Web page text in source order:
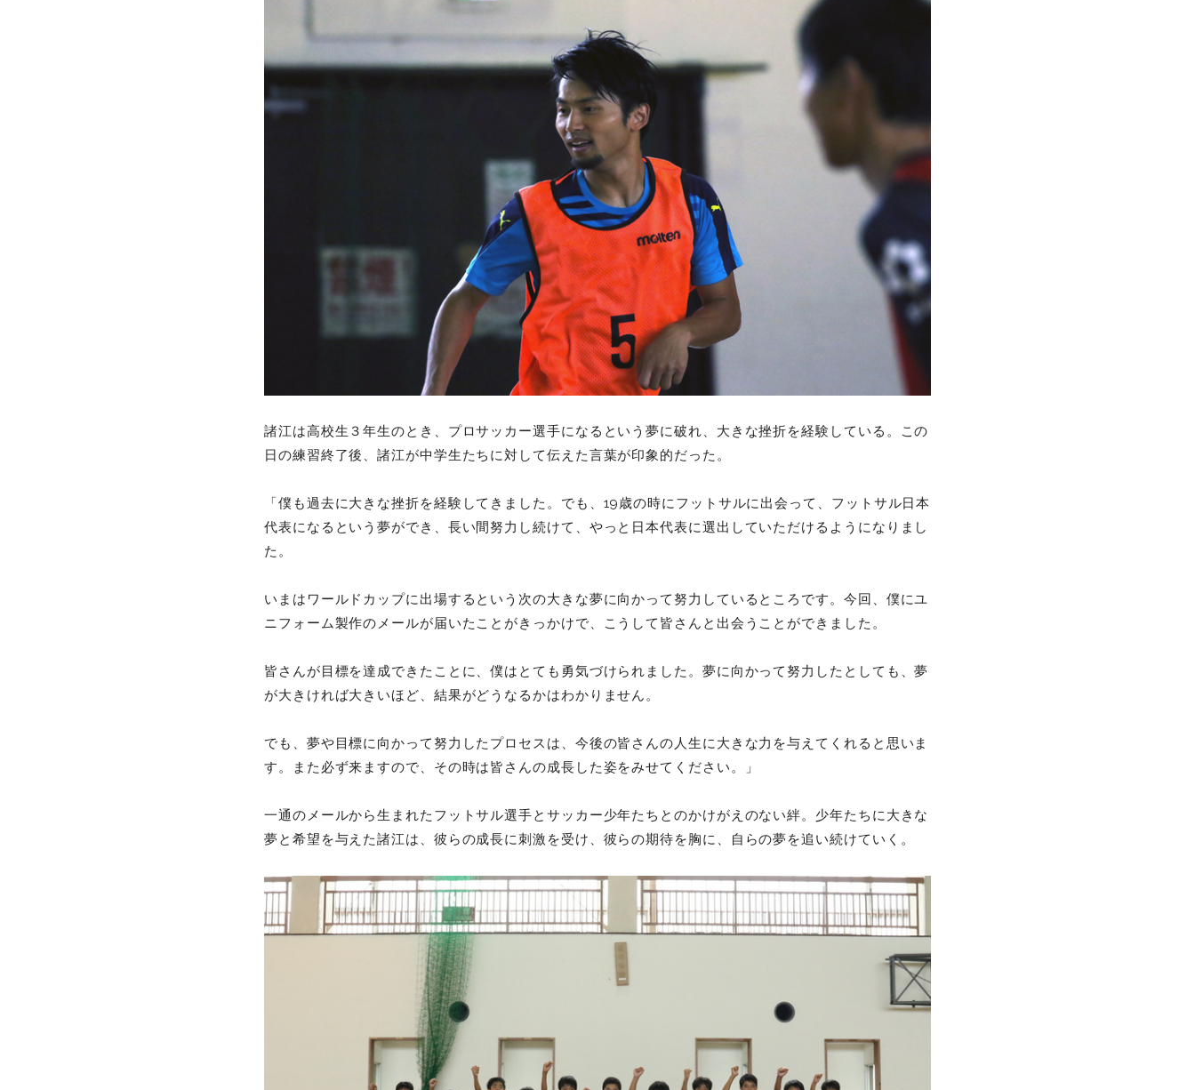
諸江は高校生３年生のとき、プロサッカー選手になるという夢に破れ、大きな挫折を経験している。この
日の練習終了後、諸江が中学生たちに対して伝えた言葉が印象的だった。
「僕も過去に大きな挫折を経験してきました。でも、19歳の時にフットサルに出会って、フットサル日本
代表になるという夢ができ、長い間努力し続けて、やっと日本代表に選出していただけるようになりまし
た。
いまはワールドカップに出場するという次の大きな夢に向かって努力しているところです。今回、僕にユ
ニフォーム製作のメールが届いたことがきっかけで、こうして皆さんと出会うことができました。
皆さんが目標を達成できたことに、僕はとても勇気づけられました。夢に向かって努力したとしても、夢
が大きければ大きいほど、結果がどうなるかはわかりません。
でも、夢や目標に向かって努力したプロセスは、今後の皆さんの人生に大きな力を与えてくれると思いま
す。また必ず来ますので、その時は皆さんの成長した姿をみせてください。」
一通のメールから生まれたフットサル選手とサッカー少年たちとのかけがえのない絆。少年たちに大きな
夢と希望を与えた諸江は、彼らの成長に刺激を受け、彼らの期待を胸に、自らの夢を追い続けていく。